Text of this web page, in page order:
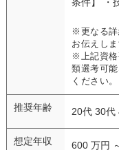
※更なる詳
お伝えしま
※上記資格
類選考可
ください。
推奨年齢 20代 30代
想定年収 600 万円